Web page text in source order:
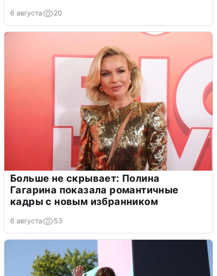
6 августа 20
Больше не скрывает: Полина
Гагарина показала романтичные
кадры с новым избранником
6 августа 53